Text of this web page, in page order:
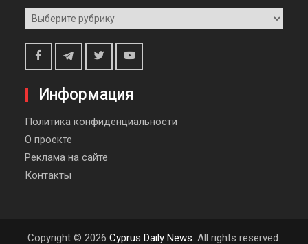
Рубрики
Facebook
Telegram
TwitterYoutube
Информация
Политика конфиденциальности
О проекте
Реклама на сайте
Контакты
Copyright © 2026 Сyprus Daily News . All rights reserved.